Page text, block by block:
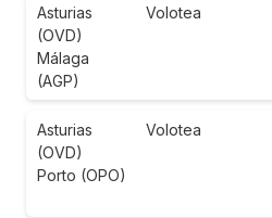
Asturias
(OVD)
Málaga
(AGP)
Volotea
Asturias
(OVD)
Porto (OPO)
Volotea